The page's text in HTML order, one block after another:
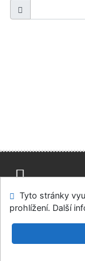
Mapa stránek
Modul
Parlamentní
Tyto stránky
prohlížení. Další